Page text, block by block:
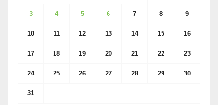
3 4 5 6 7 8 9
10 11 12 13 14 15 16
17 18 19 20 21 22 23
24 25 26 27 28 29 30
31